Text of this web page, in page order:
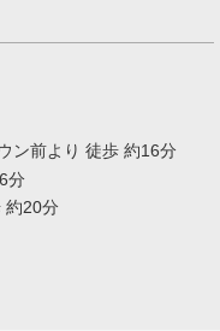
ン前より 徒歩 約16分
分
約20分